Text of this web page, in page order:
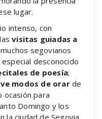
lugar.
intenso, con
visitas guiadas a
segovianos
desconocido
de poesía;
modos de orarde
ocasión para
Domingo y los